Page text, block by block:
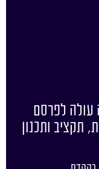
עולה לפרסם
תקציב ותכנון